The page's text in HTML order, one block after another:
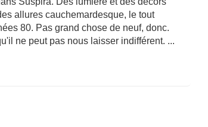
allures cauchemardesque, le tout
80. Pas grand chose de neuf, donc.
ne peut pas nous laisser indifférent. ...